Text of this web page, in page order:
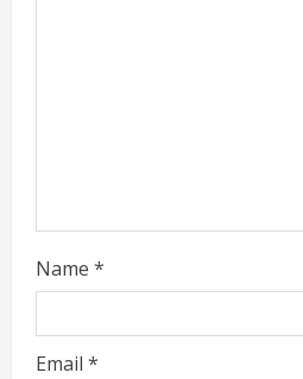
g
Name *
Email *